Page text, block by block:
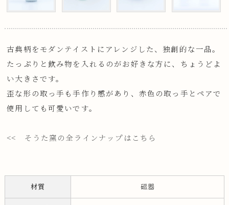
古典柄をモダンテイストにアレンジした、独創的な一品。
たっぷりと飲み物を入れるのがお好きな方に、ちょうどよ
い大きさです。
歪な形の取っ手も手作り感があり、赤色の取っ手とペアで
使用しても可愛いです。
<< そうた窯の全ラインナップはこちら
材質 磁器